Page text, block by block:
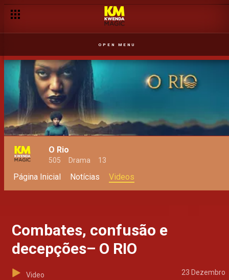
OPEN MENU
O Rio
505 Drama 13
Página Inicial Notícias Videos
Combates, confusão e
decepções– O RIO
Video 23 Dezembro